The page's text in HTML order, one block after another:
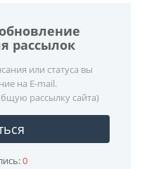
рассылок
или статуса вы
на E-mail.
рассылку сайта)
0